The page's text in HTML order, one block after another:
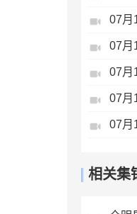
07月
07月
相关集